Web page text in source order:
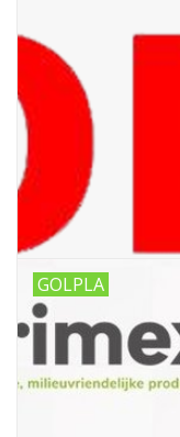
GOLPLA